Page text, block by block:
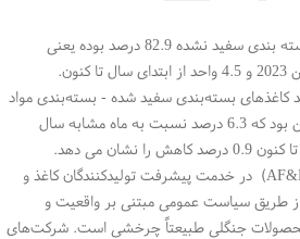
نرخ عملیاتی برای کاغذهای بسته بندی سفید نشده 82.9 درصد بوده یعنی
کاغذهای بسته‌بندی سفید شده - بسته‌بندی مواد
غذایی - برای ماه ژوئن 25500 تن بود که 6.3 درصد نسبت به ماه مشابه سال
می دهد.
انجمن جنگل و کاغذ آمریکا (AF&PA) در خدمت پیشرفت تولیدکنندگان کاغذ و
طریق سیاست عمومی مبتنی بر واقعیت و
جنگلی طبیعتاً چرخشی است. شرکت‌های